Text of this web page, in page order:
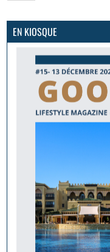
EN KIOSQUE